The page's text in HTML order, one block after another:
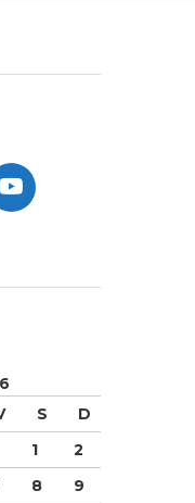
S
D
1
2
8
9